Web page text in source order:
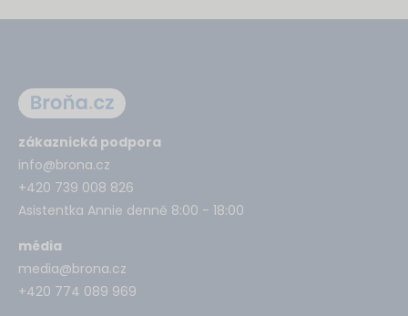
zákaznická podpora
info@brona.cz
+420 739 008 826
Asistentka Annie denně 8:00 - 18:00
média
media@brona.cz
+420 774 089 969